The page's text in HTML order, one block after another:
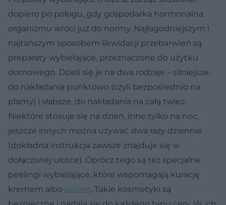
dopiero po połogu, gdy gospodarka hormonalna
organizmu wróci już do normy. Najłagodniejszym i
najtańszym sposobem likwidacji przebarwień są
preparaty wybielające, przeznaczone do użytku
domowego. Dzieli się je na dwa rodzaje – silniejsze,
do nakładania punktowo (czyli bezpośrednio na
plamy) i słabsze, do nakładania na całą twarz.
Niektóre stosuje się na dzień, inne tylko na noc,
jeszcze innych można używać dwa razy dziennie
(dokładna instrukcja zawsze znajduje się w
dołączonej ulotce). Oprócz tego są też specjalne
peelingi wybielające, które wspomagają kurację
kremem albo serum. Takie kosmetyki są